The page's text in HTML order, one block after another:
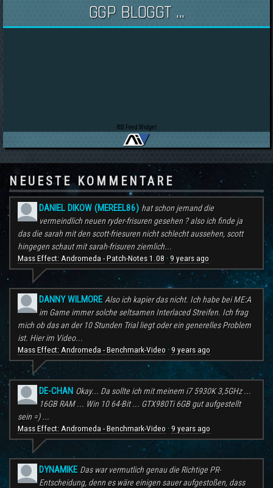
GGP BLOGGT ...
RSS Feed Widget
NEUESTE KOMMENTARE
DANIEL DIKOW (MEREEL86) hat schon jemand die
vermeindlich neuen ryder-frisuren gesehen ? also ich finde ja
das die sarah mit den scott-friesuren nicht schlecht aussehen, scott
hingegen schaut mit sarah-frisuren ziemlich...
Mass Effect: Andromeda - Patch-Notes 1.08 · 9 years ago
DANNY WILMORE Also ich kapier das nicht. Ich habe bei ME:A
im Game immer solche seltsamen Interlaced Streifen. Ich frag
mich ob das an der 10 Stunden Trial liegt oder ein generelles Problem
ist. Hier im Video...
Mass Effect: Andromeda - Benchmark-Video · 9 years ago
DE-CHAN Okay... Da sollte ich mit meinem i7 5930K 3,5GHz ...
16GB RAM ... Win 10 64-Bit ... GTX980Ti 6GB gut aufgestellt
sein =) ...
Mass Effect: Andromeda - Benchmark-Video · 9 years ago
DYNAMIKE Das war vermutlich genau die Richtige PR-
Entscheidung, denn es wäre einigen sauer aufgestoßen, dass